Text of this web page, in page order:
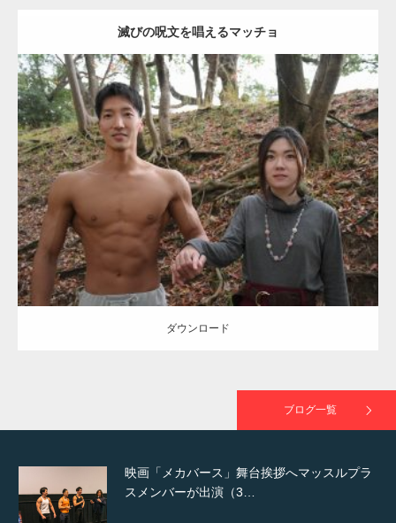
滅びの呪文を唱えるマッチョ
Update:2021.07.8
Category:公園のマッチョ その他 AKIHITO(細マッチョ) 大胸筋 腹筋
ダウンロード
ダウンロード
ブログ一覧
【TV】TBS番組「ひるおび」にてマッスルプ
ラスが紹介されま…
TOKYO FMラジオ番組「ONE MORNING」
で紹介さ…
NHK「所さん！事件ですよ」に取材されまし
た（6/8放送）
映画「メカバース」舞台挨拶へマッスルプラ
スメンバーが出演（3…